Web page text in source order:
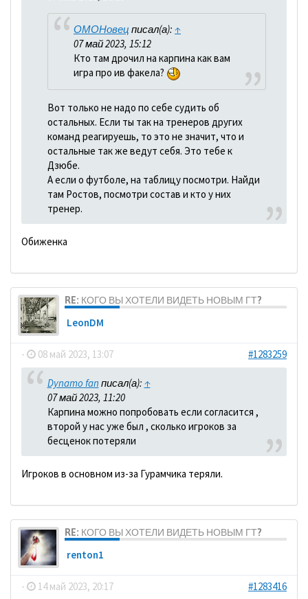
ОМОНовец писал(а): ↑
07 май 2023, 15:12
Кто там дрочил на карпина как вам
игра про ив факела?
Вот только не надо по себе судить об
остальных. Если ты так на тренеров других
команд реагируешь, то это не значит, что и
остальные так же ведут себя. Это тебе к
Дзюбе.
А если о футболе, на таблицу посмотри. Найди
там Ростов, посмотри состав и кто у них
тренер.
Обиженка
RE: КОГО ВЫ ХОТЕЛИ ВИДЕТЬ НОВЫМ ГТ?
LeonDM
- 08 май 2023, 13:07 #1283259
Dynamo fan писал(а): ↑
07 май 2023, 11:20
Карпина можно попробовать если согласится ,
второй у нас уже был , сколько игроков за
бесценок потеряли
Игроков в основном из-за Гурамчика теряли.
RE: КОГО ВЫ ХОТЕЛИ ВИДЕТЬ НОВЫМ ГТ?
renton1
- 14 май 2023, 20:17
#1283416